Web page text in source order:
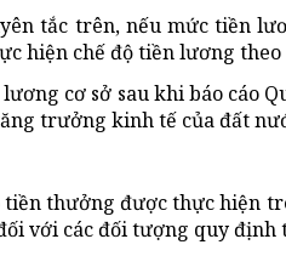
tắc trên, nếu mức tiền
hiện chế độ tiền lương
cơ sở sau khi báo cáo
trưởng kinh tế của đất
thưởng được thực hiện
với các đối tượng quy